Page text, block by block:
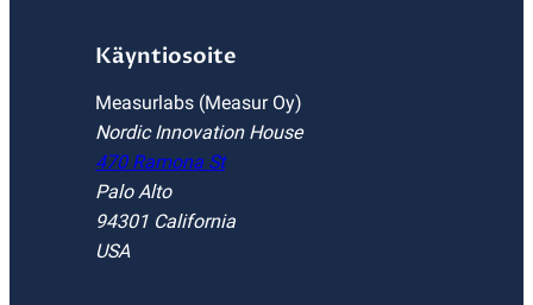
Käyntiosoite
Measurlabs (Measur Oy)
Nordic Innovation House
470 Ramona St
Palo Alto
94301 California
USA